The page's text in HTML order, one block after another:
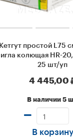
Кетгут простой L75
игла колющая HR-
25 шт/уп
4 445,00
В наличии 5
В корзину